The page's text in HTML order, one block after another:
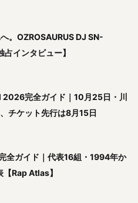
。OZROSAURUS DJ SN-
インタビュー】
2026完全ガイド｜10月25日・川
チケット先行は8月15日
全ガイド｜代表16組・1994年か
Rap Atlas】